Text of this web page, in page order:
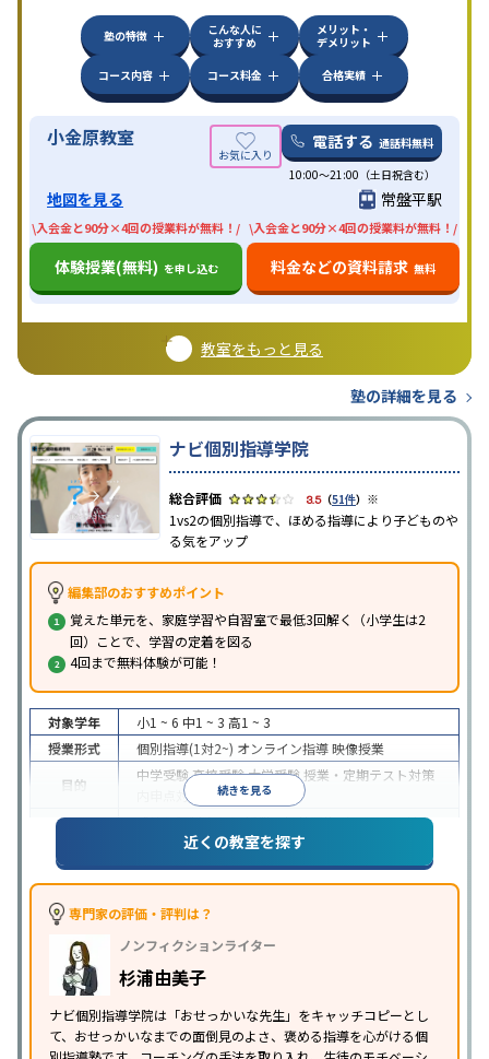
塾の特徴
こんな人に
おすすめ
メリット・
デメリット
コース内容
コース料金 合格実績
小金原教室 電話する 通話料無料
10:00〜21:00（土日祝含む）
地図を見る 常盤平駅
\入会金と90分×4回の授業料が無料！/
体験授業(無料) を申し込む
\入会金と90分×4回の授業料が無料！/
料金などの資料請求 無料
教室をもっと見る
塾の詳細を見る
ナビ個別指導学院
3.5（51件） ※
1vs2の個別指導で、ほめる指導により子どものや
る気をアップ
編集部のおすすめポイント
覚えた単元を、家庭学習や自習室で最低3回解く（小学生は2
回）ことで、学習の定着を図る
4回まで無料体験が可能！
続きを見る
対象学年 小1 ~ 6 中1 ~ 3 高1 ~ 3
授業形式
個別指導(1対2~) オンライン指導映像授業
目的
中学受験高校受験大学受験 授業・定期テスト対策
内申点対策
学習習慣の定着
成績保証制度あり授業の振替可能オンライン対応
1科目から受講可能季節講習のみの受講可
※2023年3月調査。小学校高学年の個別指導塾アンケート調査方法を参
近くの教室を探す
専門家の評価・評判は？
ノンフィクションライター
杉浦由美子
ナビ個別指導学院は「おせっかいな先生」をキャッチコピーとし
て、おせっかいなまでの面倒見のよさ、褒める指導を心がける個